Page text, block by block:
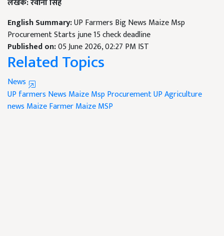
English Summary:UP Farmers Big News Maize Msp
Procurement Starts june 15 check deadline
Published on:05 June 2026, 02:27 PM IST
Related Topics
News
UP farmers News Maize Msp ProcurementUP Agriculture
news Maize FarmerMaize MSP